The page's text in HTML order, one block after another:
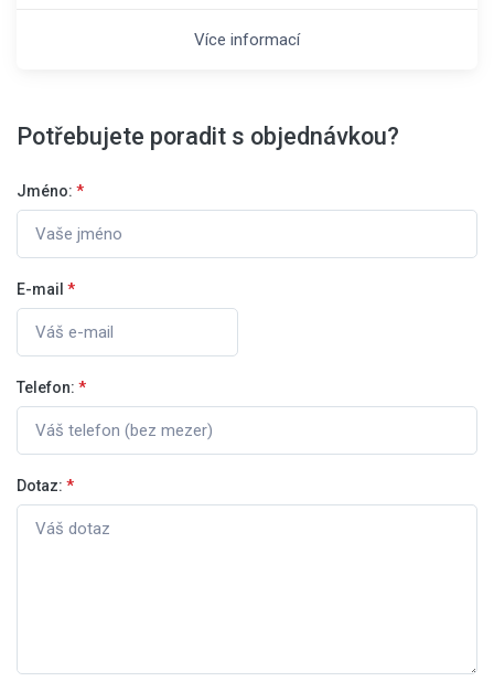
Více informací
Potřebujete poradit s objednávkou?
Jméno: *
E-mail *
Telefon: *
Dotaz: *